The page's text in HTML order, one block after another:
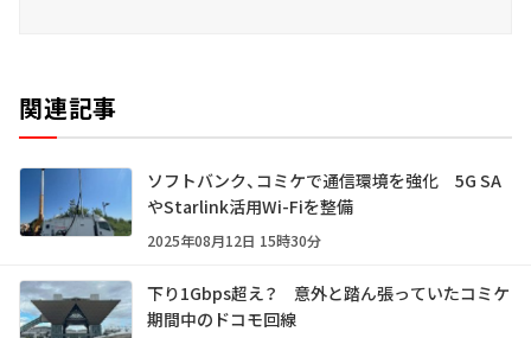
関連記事
ソフトバンク、コミケで通信環境を強化 5G SA
やStarlink活用Wi-Fiを整備
2025年08月12日 15時30分
下り1Gbps超え？ 意外と踏ん張っていたコミケ
期間中のドコモ回線